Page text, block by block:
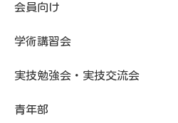
会員向け
学術講習会
実技勉強会・実技交流会
青年部